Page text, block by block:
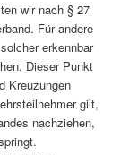
wir nach § 27
Für andere
erkennbar
Dieser Punkt
Kreuzungen
gilt,
nachziehen,